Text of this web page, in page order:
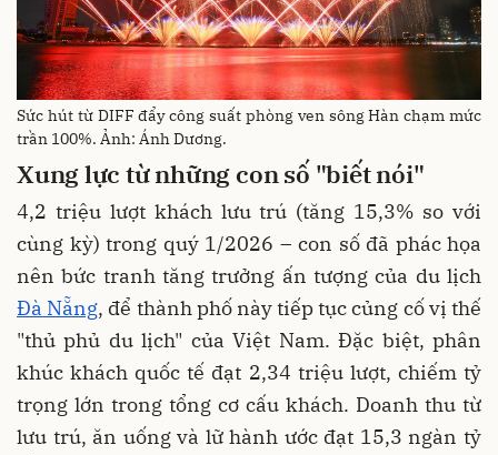
Sức hút từ DIFF đẩy công suất phòng ven sông Hàn chạm mức
trần 100%. Ảnh: Ánh Dương.
Xung lực từ những con số "biết nói"
4,2 triệu lượt khách lưu trú (tăng 15,3% so với
cùng kỳ) trong quý 1/2026 – con số đã phác họa
nên bức tranh tăng trưởng ấn tượng của du lịch
Đà Nẵng, để thành phố này tiếp tục củng cố vị thế
"thủ phủ du lịch" của Việt Nam. Đặc biệt, phân
khúc khách quốc tế đạt 2,34 triệu lượt, chiếm tỷ
trọng lớn trong tổng cơ cấu khách. Doanh thu từ
lưu trú, ăn uống và lữ hành ước đạt 15,3 ngàn tỷ